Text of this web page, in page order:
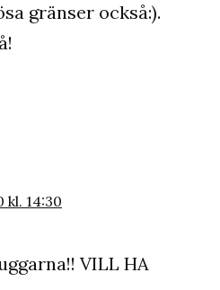
gränser också:).
kl. 14:30
VILL HA